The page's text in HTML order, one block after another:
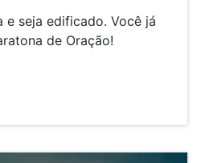
e seja edificado. Você já
de Oração!